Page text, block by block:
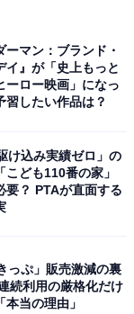
合には、相手の
でしょう。例
それでマイナ
が、後味の悪い
ーマン：ブランド・
イ』が「史上もっと
ーロー映画」になっ
習したい作品は？
け込み実績ゼロ」の
ども110番の家」
要？ PTAが直面する
っぷ」販売激減の裏
続利用の厳格化だけ
本当の理由」